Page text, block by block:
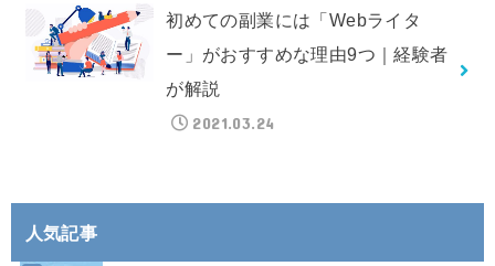
初めての副業には「Webライタ
ー」がおすすめな理由9つ｜経験者
が解説
2021.03.24
人気記事